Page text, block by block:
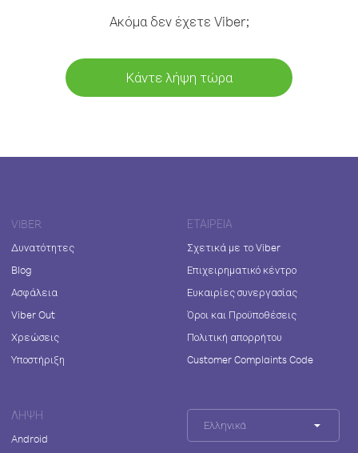
Ακόμα δεν έχετε Viber;
Κάντε λήψη τώρα
VIBER
Δυνατότητες
Blog
Ασφάλεια
Viber Out
Χρεώσεις
Υποστήριξη
ΕΤΑΙΡΕΊΑ
Σχετικά με το Viber
Επιχειρηματικό κέντρο
Ευκαιρίες συνεργασίας
Όροι και Προϋποθέσεις
Πολιτική απορρήτου
Customer Complaints Code
ΛΉΨΗ
Android
Ελληνικά